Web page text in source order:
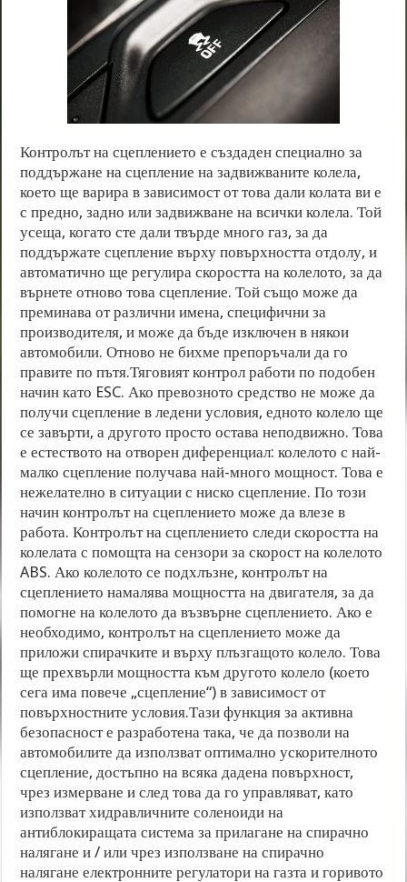
Контролът на сцеплението е създаден специално за
поддържане на сцепление на задвижваните колела,
което ще варира в зависимост от това дали колата ви е
с предно, задно или задвижване на всички колела. Той
усеща, когато сте дали твърде много газ, за да
поддържате сцепление върху повърхността отдолу, и
автоматично ще регулира скоростта на колелото, за да
върнете отново това сцепление. Той също може да
преминава от различни имена, специфични за
производителя, и може да бъде изключен в някои
автомобили. Отново не бихме препоръчали да го
правите по пътя.Тяговият контрол работи по подобен
начин като ESC. Ако превозното средство не може да
получи сцепление в ледени условия, едното колело ще
се завърти, а другото просто остава неподвижно. Това
е естеството на отворен диференциал: колелото с най-
малко сцепление получава най-много мощност. Това е
нежелателно в ситуации с ниско сцепление. По този
начин контролът на сцеплението може да влезе в
работа. Контролът на сцеплението следи скоростта на
колелата с помощта на сензори за скорост на колелото
ABS. Ако колелото се подхлъзне, контролът на
сцеплението намалява мощността на двигателя, за да
помогне на колелото да възвърне сцеплението. Ако е
необходимо, контролът на сцеплението може да
приложи спирачките и върху плъзгащото колело. Това
ще прехвърли мощността към другото колело (което
сега има повече „сцепление“) в зависимост от
повърхностните условия.Тази функция за активна
безопасност е разработена така, че да позволи на
автомобилите да използват оптимално ускорителното
сцепление, достъпно на всяка дадена повърхност,
чрез измерване и след това да го управляват, като
използват хидравличните соленоиди на
антиблокиращата система за прилагане на спирачно
налягане и / или чрез използване на спирачно
налягане електронните регулатори на газта и горивото